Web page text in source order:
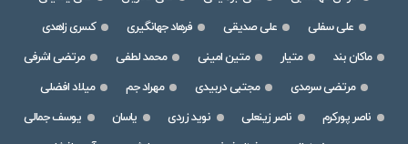
علی سفلی
علی صدیقی فرهاد جهانگیری
کسری زاهدی
ماکان بند
متیار متین امینی محمد لطفی
مرتضی اشرفی
مرتضی سرمدی
مجتبی دربیدی مهراد جم
میلاد افضلی
ناصر پورکرم
ناصر زینعلی نوید زردی یاسان
یوسف جمالی